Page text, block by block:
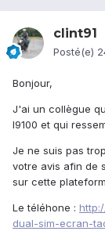
clint91
Posté(e)
Bonjour,
J'ai un collègue
I9100 et qui
Je ne suis pas
votre avis afin de
sur cette
Le téléhone :
dual-sim-ecran-